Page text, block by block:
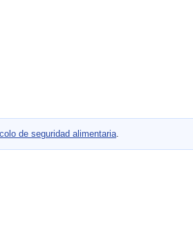
de seguridad alimentaria